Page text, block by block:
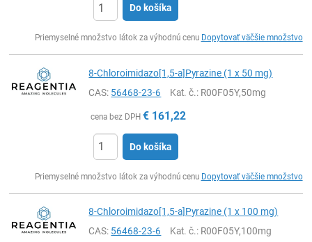
Do košíka
Priemyselné množstvo látok za výhodnú cenu Dopytovať väčšie množstvo
8-Chloroimidazo[1,5-a]Pyrazine (1 x 50 mg)
CAS: 56468-23-6 Kat. č.: R00F05Y,50mg
cena bez DPH € 161,22
Do košíka
Priemyselné množstvo látok za výhodnú cenu Dopytovať väčšie množstvo
8-Chloroimidazo[1,5-a]Pyrazine (1 x 100 mg)
CAS: 56468-23-6 Kat. č.: R00F05Y,100mg